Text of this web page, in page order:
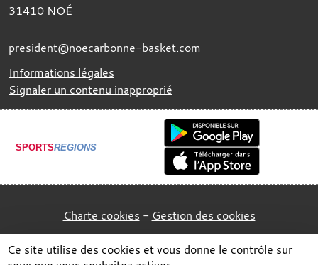
31410 NOÉ
president@noecarbonne-basket.com
Informations légales
Signaler un contenu inapproprié
SPORTSREGIONS
Charte cookies Gestion des cookies
Ce site utilise des cookies et vous donne le contrôle sur